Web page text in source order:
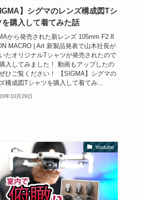
】シグマのレンズ構成図Tシ
を購入して着てみた話
から発売された新レンズ 105mm F2.8
MACRO | Art 新製品発表で山木社長が
たオリジナルTシャツが発売されたので
入してみました！ 動画もアップしたの
ひご覧ください！ 【SIGMA】シグマの
構成図Tシャツを購入して着てみ...
年10月29日
Youtube